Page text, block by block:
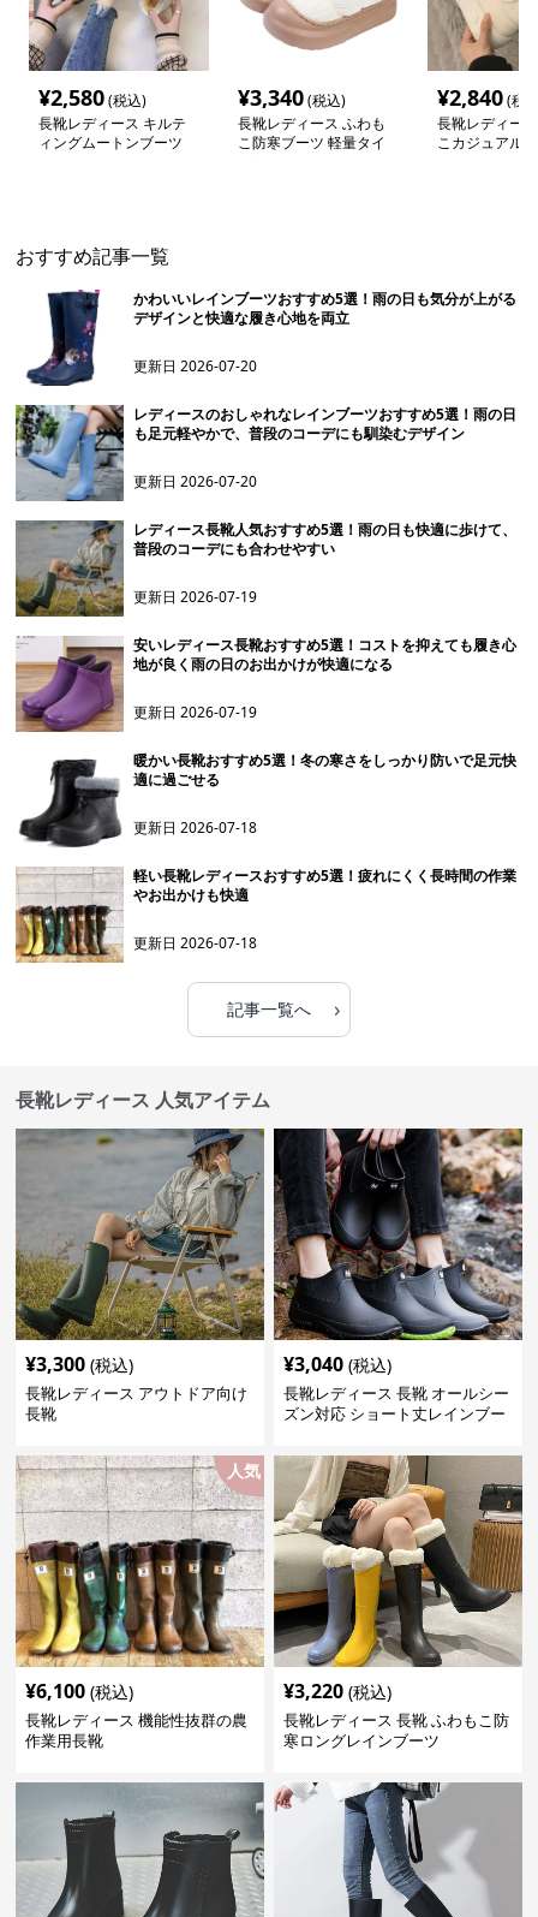
¥2,580(税込)
長靴レディース キルテ
ィングムートンブーツ
¥3,340(税込)
長靴レディース ふわも
こ防寒ブーツ 軽量タイ
¥2,840(税
長靴レディー
こカジュアル
おすすめ記事一覧
かわいいレインブーツおすすめ5選！雨の日も気分が上がる
デザインと快適な履き心地を両立
更新日2026-07-20
レディースのおしゃれなレインブーツおすすめ5選！雨の日
も足元軽やかで、普段のコーデにも馴染むデザイン
更新日2026-07-20
レディース長靴人気おすすめ5選！雨の日も快適に歩けて、
普段のコーデにも合わせやすい
更新日2026-07-19
安いレディース長靴おすすめ5選！コストを抑えても履き心
地が良く雨の日のお出かけが快適になる
更新日2026-07-19
暖かい長靴おすすめ5選！冬の寒さをしっかり防いで足元快
適に過ごせる
更新日2026-07-18
軽い長靴レディースおすすめ5選！疲れにくく長時間の作業
やお出かけも快適
更新日2026-07-18
記事一覧へ ›
長靴レディース 人気アイテム
¥3,300 (税込)
長靴レディース アウトドア向け
長靴
¥3,040 (税込)
長靴レディース 長靴 オールシー
ズン対応 ショート丈レインブー
人気
¥6,100 (税込)
長靴レディース 機能性抜群の農
作業用長靴
¥3,220 (税込)
長靴レディース 長靴 ふわもこ防
寒ロングレインブーツ